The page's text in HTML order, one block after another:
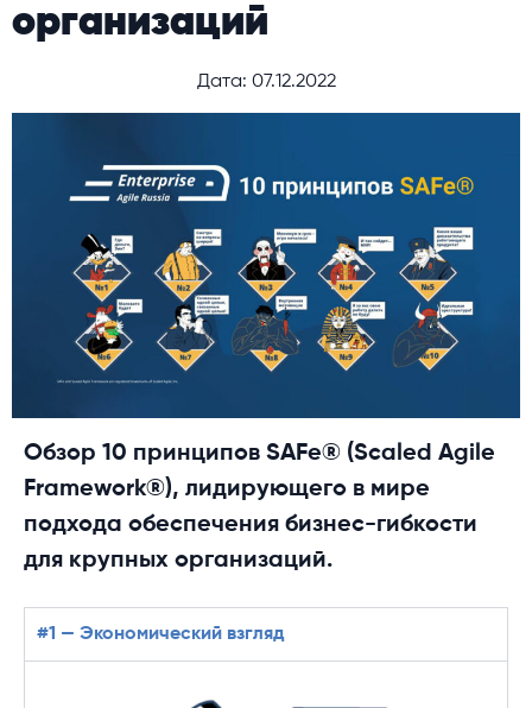
организаций
Дата: 07.12.2022
Обзор 10 принципов SAFe® (Scaled Agile
Framework®), лидирующего в мире
подхода обеспечения бизнес-гибкости
для крупных организаций.
#1 — Экономический взгляд